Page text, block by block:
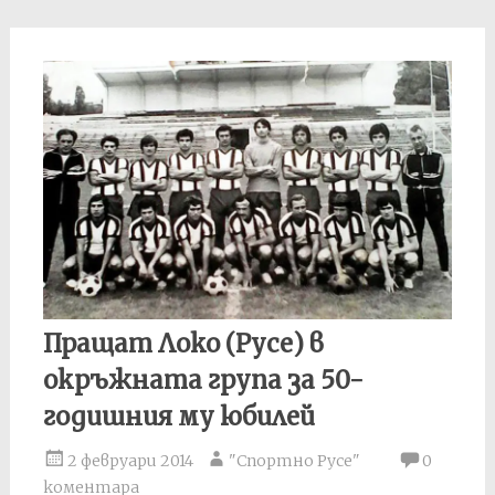
Пращат Локо (Русе) в
окръжната група за 50-
годишния му юбилей
2 февруари 2014 "Спортно Русе"
0
коментара